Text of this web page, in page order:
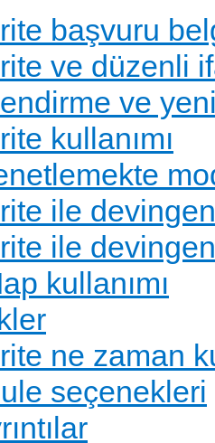
başvuru
ve düzenli
ve
kullanımı
ile
ile
kullanımı
ne zaman
seçenekleri